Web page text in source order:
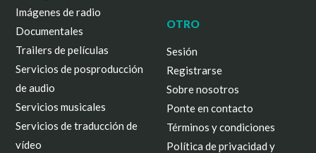
Imágenes de radio
Documentales
Trailers de películas
Servicios de posproducción
de audio
Servicios musicales
Servicios de traducción de
vídeo
OTRO
Sesión
Registrarse
Sobre nosotros
Ponte en contacto
Términos y condiciones
Política de privacidad y